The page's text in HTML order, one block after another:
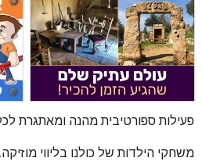
פעילות ספורטיבית מהנה ומאתגרת
משחקי הילדות של כולנו בליווי